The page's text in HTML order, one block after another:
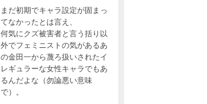
まだ初期でキャラ設定が固まっ
てなかったとは言え、
何気にクズ被害者と言う括り以
外でフェミニストの気があるあ
の金田一から蔑ろ扱いされたイ
レギュラーな女性キャラでもあ
るんだよな（勿論悪い意味
で）。